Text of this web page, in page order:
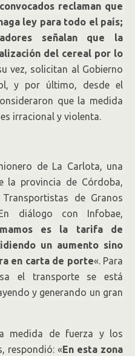
reclaman que
ley para todo el país;
señalan que la
del cereal por lo
vez, solicitan al Gobierno
y por último, desde el
que la medida
irracional y violenta.
de La Carlota, una
la provincia de Córdoba,
de Granos
diálogo con Infobae,
es la tarifa de
un aumento sino
en carta de porte«. Para
el transporte se está
y generando un gran
medida de fuerza y los
respondió: «En esta zona